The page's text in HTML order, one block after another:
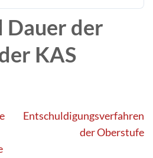
Dauer der
KAS
Entschuldigungsverfahren
der Oberstufe